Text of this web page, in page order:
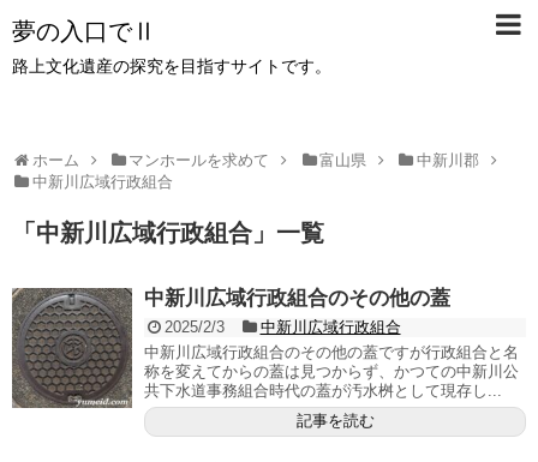
夢の入口でⅡ
路上文化遺産の探究を目指すサイトです。
ホーム マンホールを求めて 富山県
中新川郡
中新川広域行政組合
「 中新川広域行政組合 」 一覧
中新川広域行政組合のその他の蓋
2025/2/3
中新川広域行政組合
中新川広域行政組合のその他の蓋ですが行政組合と名
称を変えてからの蓋は見つからず、かつての中新川公
共下水道事務組合時代の蓋が汚水桝として現存し...
記事を読む